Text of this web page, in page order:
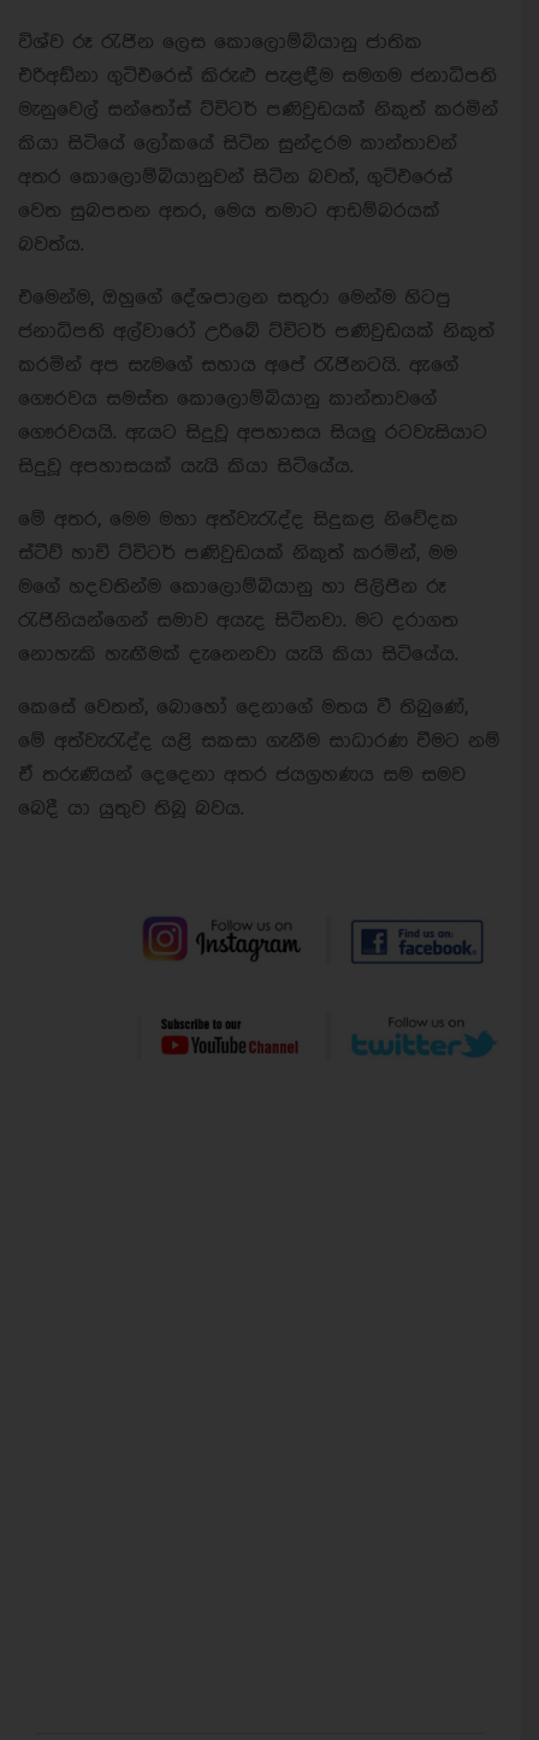
විශ්ව රූ රැජින ලෙස කොලොම්බියානු ජාතික
එරිඅඩ්නා ගුටිඑරෙස් කිරුළු පැළඳීම සමගම ජනාධිපති
මැනුවෙල් සන්තෝස් ට්විටර් පණිවුඩයක් නිකුත් කරමින්
කියා සිටියේ ලෝකයේ සිටින සුන්දරම කාන්තාවන්
අතර කොලොම්බියානුවන් සිටින බවත්, ගුටිඑරෙස්
වෙත සුබපතන අතර, මෙය තමාට ආඩම්බරයක්
බවත්ය.
එමෙන්ම, ඔහුගේ දේශපාලන සතුරා මෙන්ම හිටපු
ජනාධිපති අල්වාරෝ උරිබේ ට්විටර් පණිවුඩයක් නිකුත්
කරමින් අප සැමගේ සහාය අපේ රැජිනටයි. ඇගේ
ගෞරවය සමස්ත කොලොම්බියානු කාන්තාවගේ
ගෞරවයයි. ඇයට සිදුවූ අපහාසය සියලු රටවැසියාට
සිදුවූ අපහාසයක් යැයි කියා සිටියේය.
මේ අතර, මෙම මහා අත්වැරැද්ද සිදුකළ නිවේදක
ස්ටීව් හාවි ට්විටර් පණිවුඩයක් නිකුත් කරමින්, මම
මගේ හදවතින්ම කොලොම්බියානු හා පිලිපීන රූ
රැජිනියන්ගෙන් සමාව අයැද සිටිනවා. මට දරාගත
නොහැකි හැඟීමක් දැනෙනවා යැයි කියා සිටියේය.
කෙසේ වෙතත්, බොහෝ දෙනාගේ මතය වී තිබුණේ,
මේ අත්වැරැද්ද යළි සකසා ගැනීම සාධාරණ වීමට නම්
ඒ තරුණියන් දෙදෙනා අතර ජයග්‍රහණය සම සමව
බෙදී යා යුතුව තිබූ බවය.